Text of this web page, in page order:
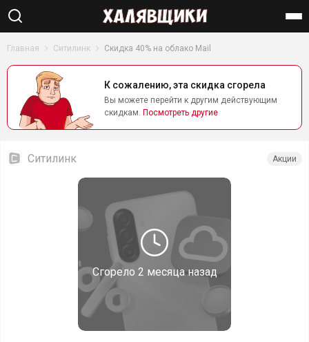
Главная Ситилинк Скидка 40% на облако Mail
К сожалению, эта скидка сгорела
Вы можете перейти к другим действующим
скидкам. Посмотреть другие
Сгорело 2 месяца назад
Ситилинк Акции